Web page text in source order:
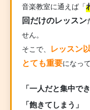
音楽教室に通えば「
回だけのレッスン
せん。
そこで、
レッスン
とても重要になっ
「一人だと集中で
「飽きてしまう」